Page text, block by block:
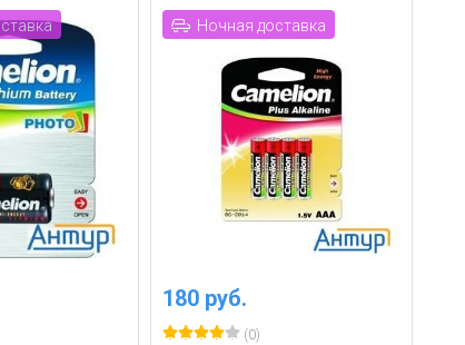
Ночная доставка
180 руб.
(0)